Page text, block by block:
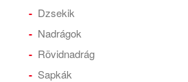
Dzsekik
Nadrágok
Rövidnadrág
Sapkák